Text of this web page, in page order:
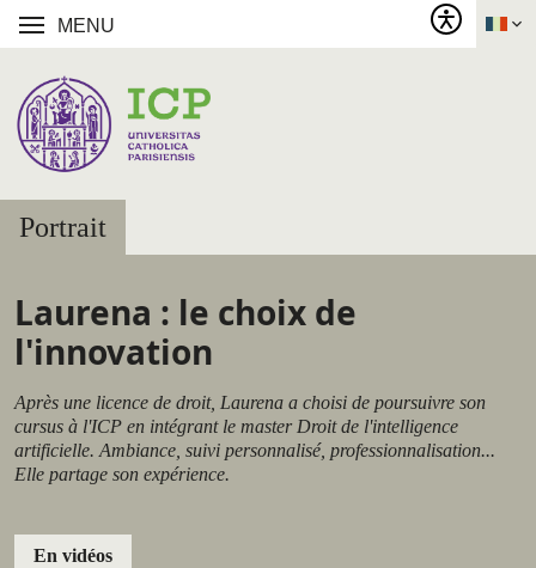
MENU
Portrait
Laurena : le choix de
l'innovation
Après une licence de droit, Laurena a choisi de poursuivre son
cursus à l'ICP en intégrant le master Droit de l'intelligence
artificielle. Ambiance, suivi personnalisé, professionnalisation...
Elle partage son expérience.
En vidéos